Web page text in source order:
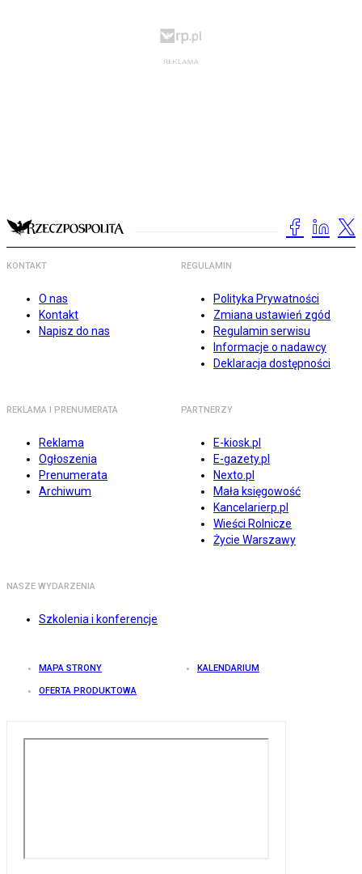
KONTAKT
O nas
Kontakt
Napisz do nas
REGULAMIN
Polityka Prywatności
Zmiana ustawień zgód
Regulamin serwisu
Informacje o nadawcy
Deklaracja dostępności
REKLAMA I PRENUMERATA
Reklama
Ogłoszenia
Prenumerata
Archiwum
PARTNERZY
E-kiosk.pl
E-gazety.pl
Nexto.pl
Mała księgowość
Kancelarierp.pl
Wieści Rolnicze
Życie Warszawy
NASZE WYDARZENIA
Szkolenia i konferencje
MAPA STRONY KALENDARIUM
OFERTA PRODUKTOWA